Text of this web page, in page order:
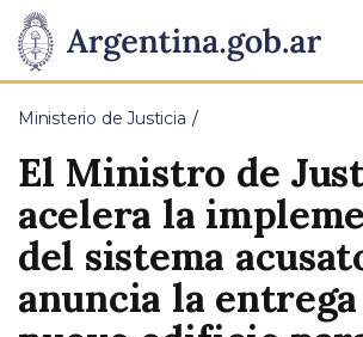
Presidencia
de
la
Nación
Pasar al contenido principal
Ministerio de Justicia
El Ministro de
acelera la
del sistema
anuncia la